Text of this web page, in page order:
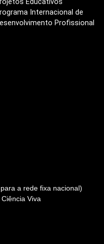
Educativos
Internacional de
Profissional
a rede fixa nacional)
Viva